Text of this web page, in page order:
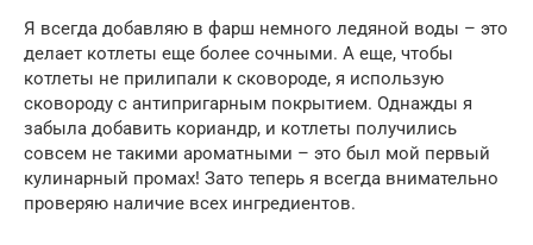
Я всегда добавляю в фарш немного ледяной воды – это
делает котлеты еще более сочными. А еще, чтобы
котлеты не прилипали к сковороде, я использую
сковороду с антипригарным покрытием. Однажды я
забыла добавить кориандр, и котлеты получились
совсем не такими ароматными – это был мой первый
кулинарный промах! Зато теперь я всегда внимательно
проверяю наличие всех ингредиентов.